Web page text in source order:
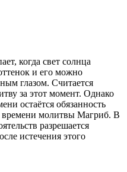
когда свет солнца
и его можно
глазом. Считается
за этот момент. Однако
остаётся обязанность
времени молитвы Магриб. В
разрешается
истечения этого